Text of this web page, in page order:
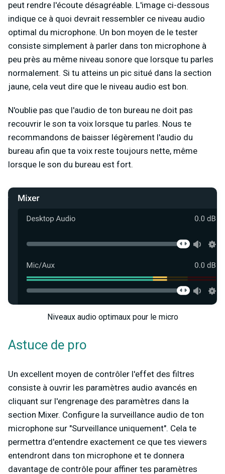
peut rendre l'écoute désagréable. L'image ci-dessous
indique ce à quoi devrait ressembler ce niveau audio
optimal du microphone. Un bon moyen de le tester
consiste simplement à parler dans ton microphone à
peu près au même niveau sonore que lorsque tu parles
normalement. Si tu atteins un pic situé dans la section
jaune, cela veut dire que le niveau audio est bon.
N'oublie pas que l'audio de ton bureau ne doit pas
recouvrir le son ta voix lorsque tu parles. Nous te
recommandons de baisser légèrement l'audio du
bureau afin que ta voix reste toujours nette, même
lorsque le son du bureau est fort.
Niveaux audio optimaux pour le micro
Astuce de pro
Un excellent moyen de contrôler l'effet des filtres
consiste à ouvrir les paramètres audio avancés en
cliquant sur l'engrenage des paramètres dans la
section Mixer. Configure la surveillance audio de ton
microphone sur "Surveillance uniquement". Cela te
permettra d'entendre exactement ce que tes viewers
entendront dans ton microphone et te donnera
davantage de contrôle pour affiner tes paramètres